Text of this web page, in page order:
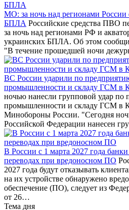
МО: за ночь над регионами России
БПЛА Российские средства ПВО
за ночь над регионами РФ и
украинских БПЛА. Об этом
"В течение прошедшей ночи
ВС России ударили по
промышленности и складу ГСМ в
ночью нанесли групповой удар по
промышленности и складу ГСМ в
Минобороны России. "Сегодня
Российской Федерации нанесен
В России с 1 марта 2027 года банки
переводах при вредоносном ПО
2027 года будут отказывать
на их устройстве обнаружено
обеспечение (ПО), следует из
от 26…
Тема дня